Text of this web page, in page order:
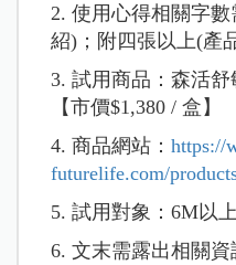
2. 使用心得相關字
紹)；附四張以上(產
3. 試用商品：森活
【市價$1,380 / 盒】
4. 商品網站： https://
futurelife.com/
5. 試用對象：6M以
6. 文末需露出相關資